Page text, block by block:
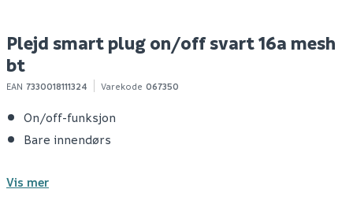
Plejd smart plug on/off svart 16a mesh
bt
EAN 7330018111324 Varekode 067350
On/off-funksjon
Bare innendørs
Vis mer